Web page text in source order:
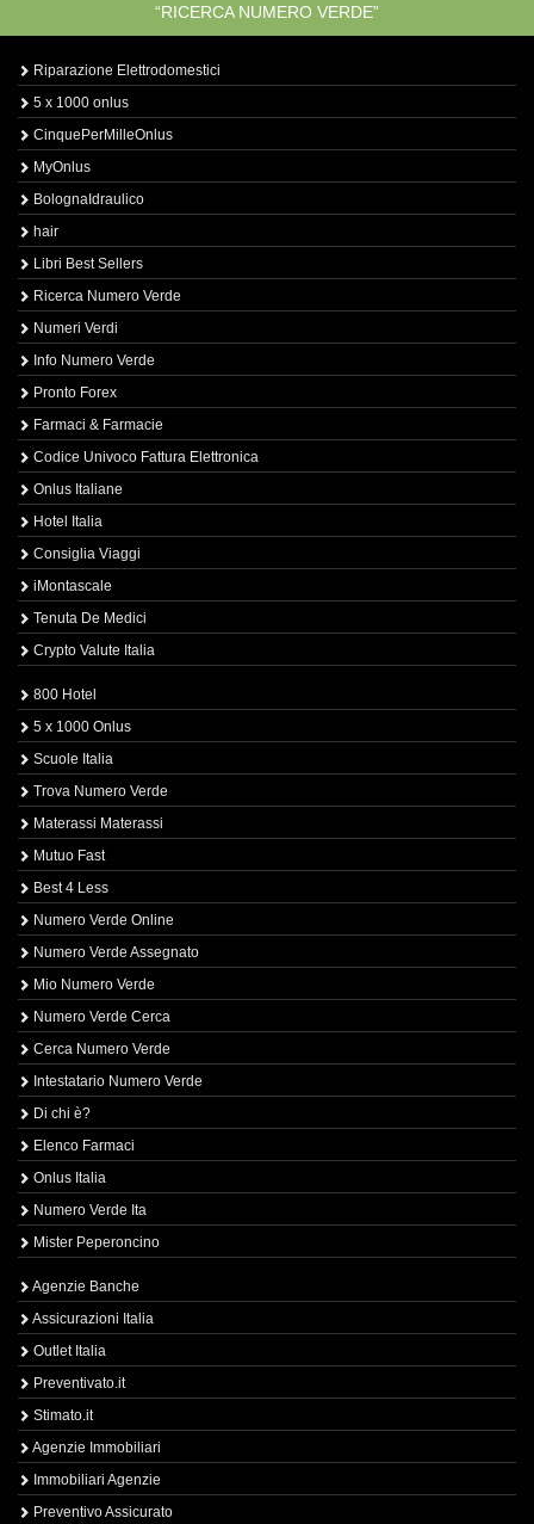
“RICERCA NUMERO VERDE”
Riparazione Elettrodomestici
5 x 1000 onlus
CinquePerMilleOnlus
MyOnlus
BolognaIdraulico
hair
Libri Best Sellers
Ricerca Numero Verde
Numeri Verdi
Info Numero Verde
Pronto Forex
Farmaci & Farmacie
Codice Univoco Fattura Elettronica
Onlus Italiane
Hotel Italia
Consiglia Viaggi
iMontascale
Tenuta De Medici
Crypto Valute Italia
800 Hotel
5 x 1000 Onlus
Scuole Italia
Trova Numero Verde
Materassi Materassi
Mutuo Fast
Best 4 Less
Numero Verde Online
Numero Verde Assegnato
Mio Numero Verde
Numero Verde Cerca
Cerca Numero Verde
Intestatario Numero Verde
Di chi è?
Elenco Farmaci
Onlus Italia
Numero Verde Ita
Mister Peperoncino
Agenzie Banche
Assicurazioni Italia
Outlet Italia
Preventivato.it
Stimato.it
Agenzie Immobiliari
Immobiliari Agenzie
Preventivo Assicurato